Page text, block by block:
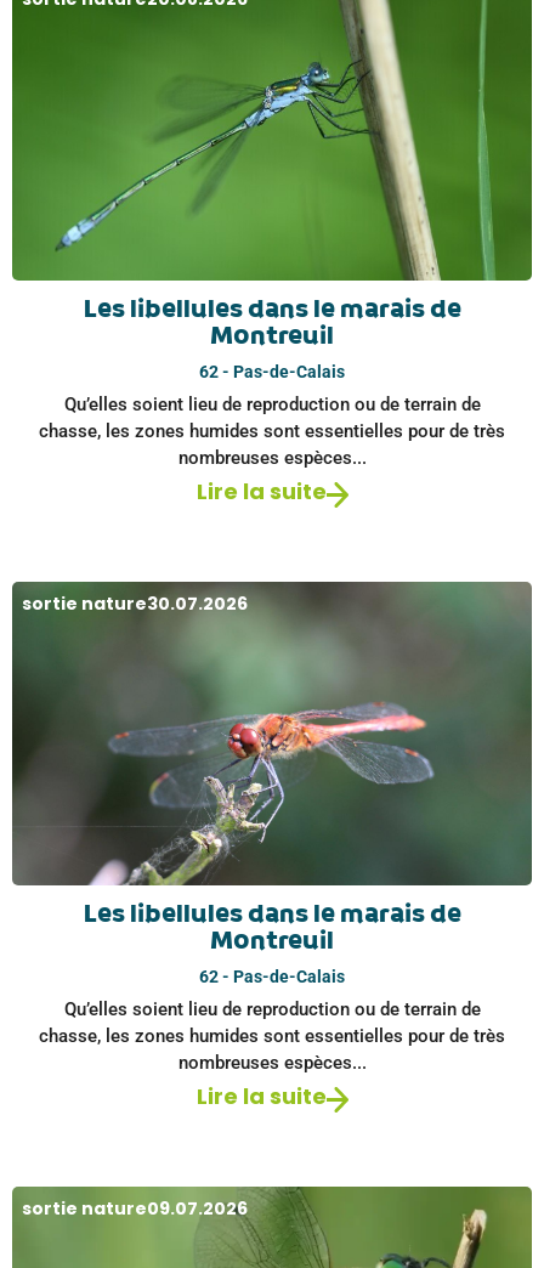
Les libellules dans le marais de
Montreuil
62 - Pas-de-Calais
Qu’elles soient lieu de reproduction ou de terrain de
chasse, les zones humides sont essentielles pour de très
nombreuses espèces...
Lire la suite
sortie nature30.07.2026
Les libellules dans le marais de
Montreuil
62 - Pas-de-Calais
Qu’elles soient lieu de reproduction ou de terrain de
chasse, les zones humides sont essentielles pour de très
nombreuses espèces...
Lire la suite
sortie nature09.07.2026